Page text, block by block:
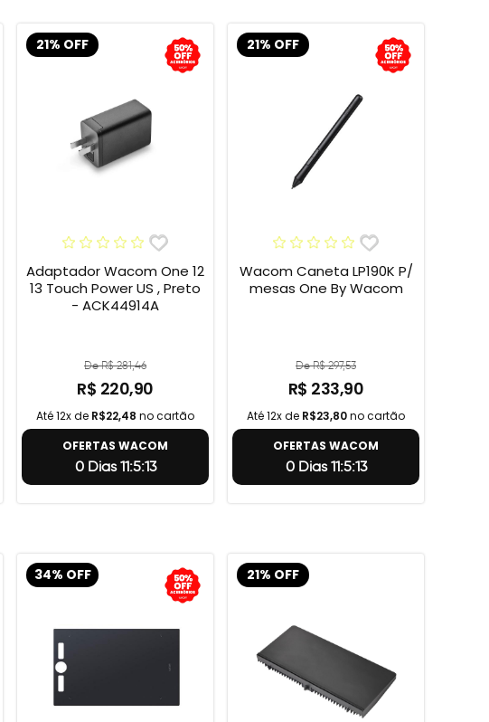
21% OFF
Adaptador Wacom One 12
13 Touch Power US , Preto
- ACK44914A
De R$ 281,46
R$ 220,90
Até 12x de R$22,48 no cartão
OFERTAS WACOM
0 Dias 11:5:12
21% OFF
Wacom Caneta LP190K P/
mesas One By Wacom
De R$ 297,53
R$ 233,90
Até 12x de R$23,80no cartão
OFERTAS WACOM
0 Dias 11:5:12
34% OFF 21% OFF